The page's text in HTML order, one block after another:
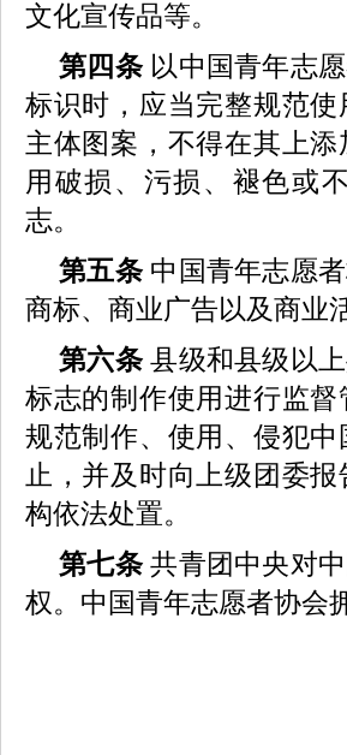
文化宣传品等。
第四条以中国青年志
标识时，应当完整规范
主体图案，不得在其上
用破损、污损、褪色或
志。
第五条中国青年志愿
商标、商业广告以及商业
第六条县级和县级以
标志的制作使用进行监
规范制作、使用、侵犯
止，并及时向上级团委
构依法处置。
第七条共青团中央对
权。中国青年志愿者协会